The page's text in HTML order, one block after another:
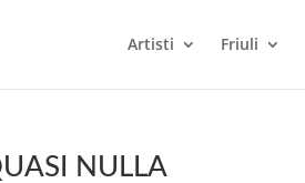
Artisti Friuli
NULLA